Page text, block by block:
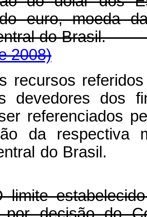
euro, moeda
Central do
2008)
recursos
devedores dos
referenciados
da respectiva
do
limite